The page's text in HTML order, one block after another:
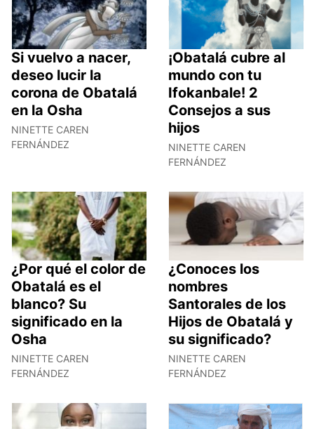
Si vuelvo a nacer,
deseo lucir la
corona de Obatalá
en la Osha
NINETTE CAREN
FERNÁNDEZ
¡Obatalá cubre al
mundo con tu
Ifokanbale! 2
Consejos a sus
hijos
NINETTE CAREN
FERNÁNDEZ
¿Por qué el color de
Obatalá es el
blanco? Su
significado en la
Osha
NINETTE CAREN
FERNÁNDEZ
¿Conoces los
nombres
Santorales de los
Hijos de Obatalá y
su significado?
NINETTE CAREN
FERNÁNDEZ